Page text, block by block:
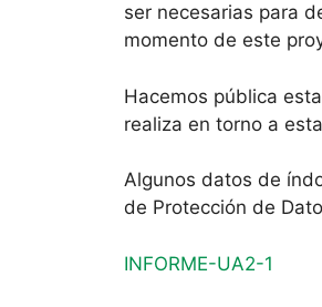
ser necesarias para
momento de este
Hacemos pública
realiza en torno a
Algunos datos de
de Protección de
INFORME-UA2-1